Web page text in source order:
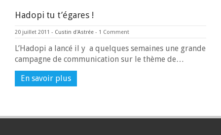
Hadopi tu t’égares !
20 juillet 2011 - Custin d'Astrée - 1 Comment
L’Hadopi a lancé il y a quelques semaines une grande
campagne de communication sur le thème de…
En savoir plus